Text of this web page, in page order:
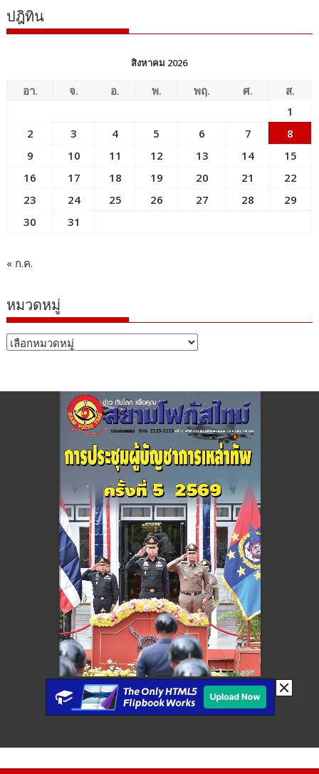
ปฎิทิน
สิงหาคม 2026
อา. จ. อ. พ. พฤ. ศ.
ส.
1
2
3 4 5 6 7
8
9
10 11 12 13 14
15
16
17 18 19 20 21
22
23
24 25 26 27 28
29
30
31
« ก.ค.
หมวดหมู่
หมวด